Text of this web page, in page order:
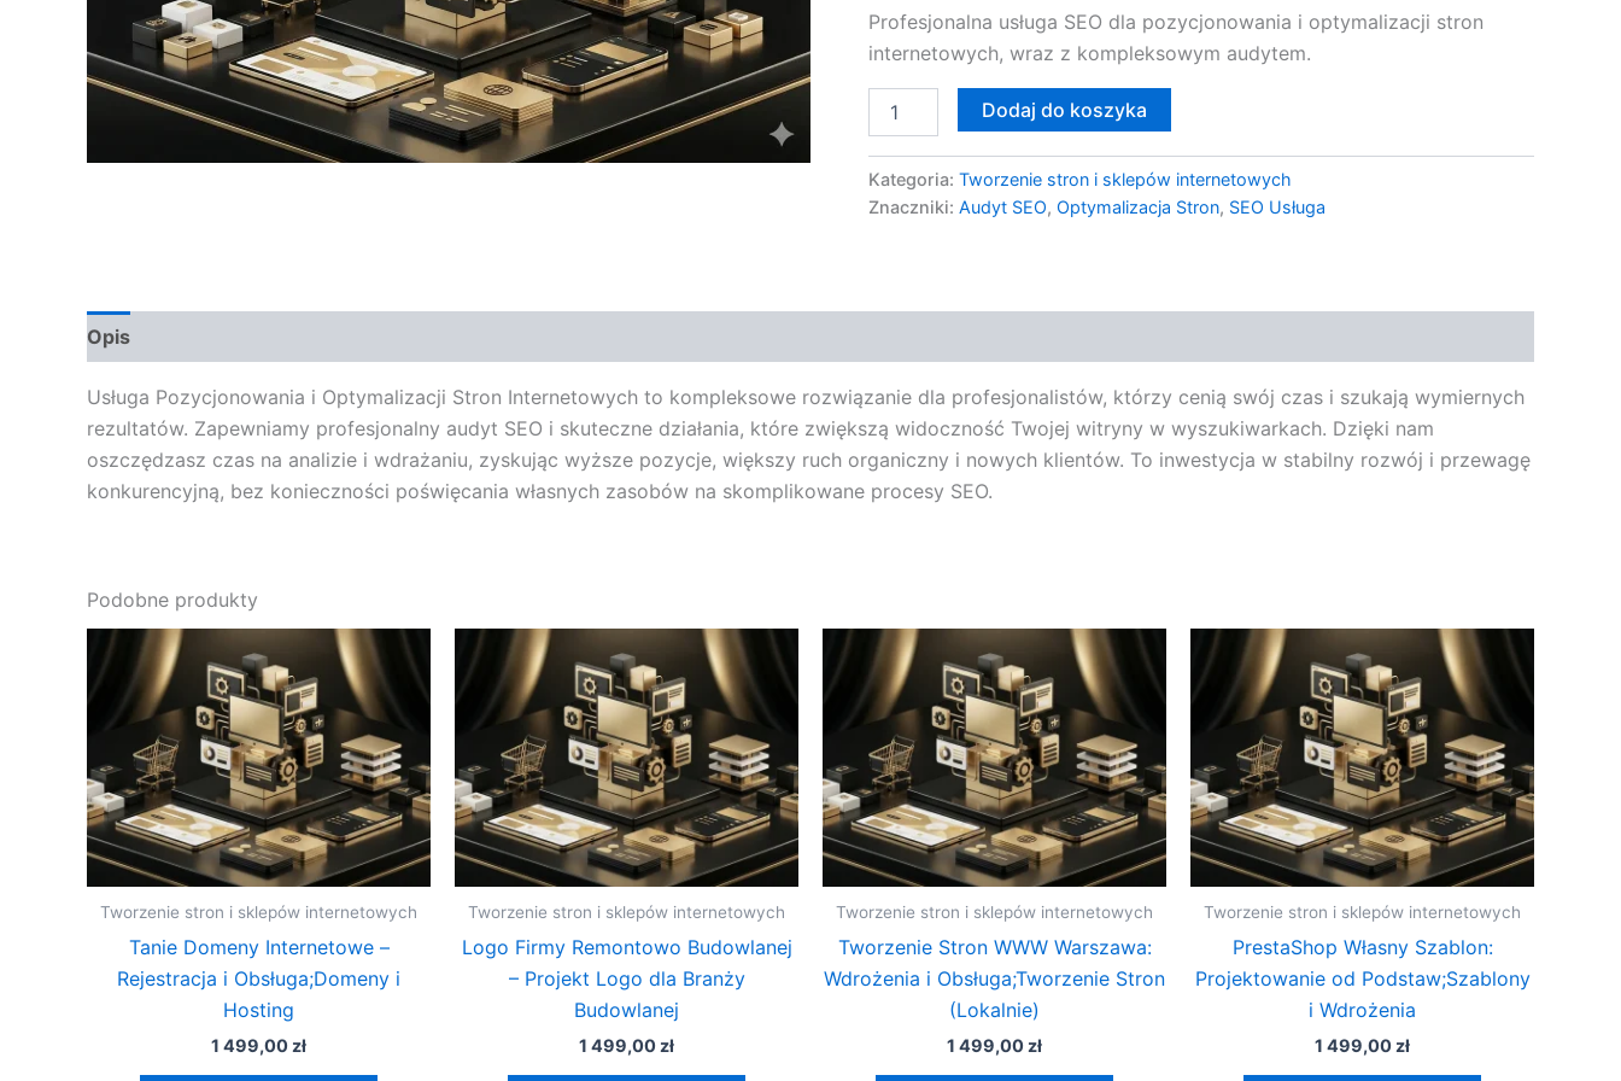
Profesjonalna usługa SEO dla pozycjonowania i optymalizacji stron
internetowych, wraz z kompleksowym audytem.
Audyt
Dodaj do koszyka
Kategoria: Tworzenie stron i sklepów internetowych
Znaczniki: Audyt SEO, Optymalizacja Stron, SEO Usługa
Opis
Usługa Pozycjonowania i Optymalizacji Stron Internetowych to kompleksowe rozwiązanie dla profesjonalistów, którzy cenią swój czas i szukają wymiernych
rezultatów. Zapewniamy profesjonalny audyt SEO i skuteczne działania, które zwiększą widoczność Twojej witryny w wyszukiwarkach. Dzięki nam
oszczędzasz czas na analizie i wdrażaniu, zyskując wyższe pozycje, większy ruch organiczny i nowych klientów. To inwestycja w stabilny rozwój i przewagę
konkurencyjną, bez konieczności poświęcania własnych zasobów na skomplikowane procesy SEO.
Podobne produkty
Tworzenie stron i sklepów internetowych
Tanie Domeny Internetowe –
Rejestracja i Obsługa;Domeny i
Hosting
1 499,00 zł
Tworzenie stron i sklepów internetowych
Logo Firmy Remontowo Budowlanej
– Projekt Logo dla Branży
Budowlanej
1 499,00 zł
Tworzenie stron i sklepów internetowych
Tworzenie Stron WWW Warszawa:
Wdrożenia i Obsługa;Tworzenie Stron
(Lokalnie)
1 499,00 zł
Tworzenie stron i sklepów internetowych
PrestaShop Własny Szablon:
Projektowanie od Podstaw;Szablony
i Wdrożenia
1 499,00 zł